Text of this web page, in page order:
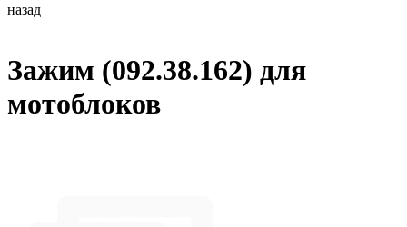
назад
Зажим (092.38.162) для
мотоблоков